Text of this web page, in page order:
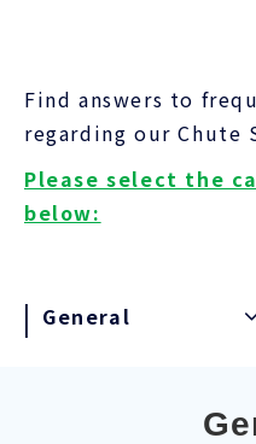
Find answers to
regarding our Chute
Please select the
below:
General